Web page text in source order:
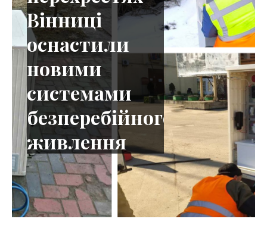
Вінниці
оснастили
новими
системами
безперебійного
живлення